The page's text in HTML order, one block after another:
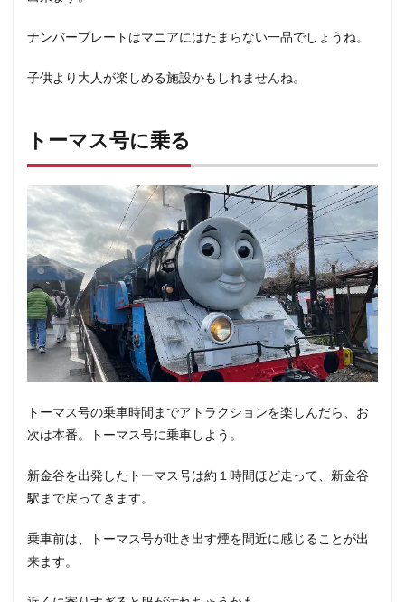
ナンバープレートはマニアにはたまらない一品でしょうね。
子供より大人が楽しめる施設かもしれませんね。
トーマス号に乗る
トーマス号の乗車時間までアトラクションを楽しんだら、お
次は本番。トーマス号に乗車しよう。
新金谷を出発したトーマス号は約１時間ほど走って、新金谷
駅まで戻ってきます。
乗車前は、トーマス号が吐き出す煙を間近に感じることが出
来ます。